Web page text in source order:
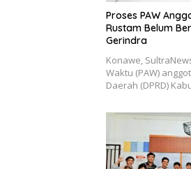
Proses PAW
Rustam Belum
Gerindra
Konawe,
Waktu (PAW)
Daerah (DPRD)